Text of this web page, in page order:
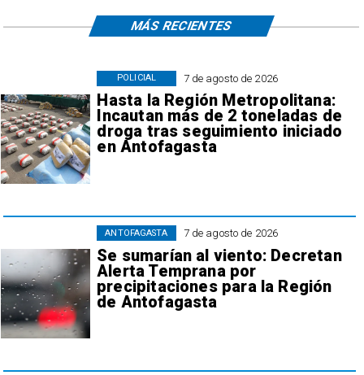
7 de agosto de 2026
Hasta la Región Metropolitana:
Incautan más de 2 toneladas de
droga tras seguimiento iniciado
en Antofagasta
POLICIAL
7 de agosto de 2026
Se sumarían al viento: Decretan
Alerta Temprana por
precipitaciones para la Región
de Antofagasta
ANTOFAGASTA
MÁS RECIENTES